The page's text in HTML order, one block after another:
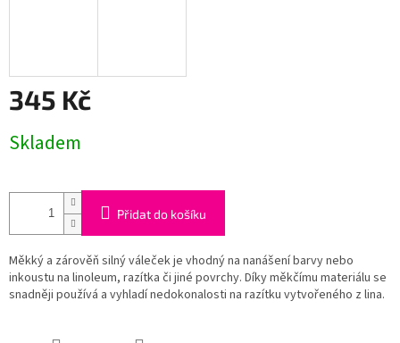
345 Kč
cena:
Skladem
Přidat do košíku
Měkký a zárověň silný váleček je vhodný na nanášení barvy nebo
inkoustu na linoleum, razítka či jiné povrchy. Díky měkčímu materiálu se
snadněji používá a vyhladí nedokonalosti na razítku vytvořeného z lina.